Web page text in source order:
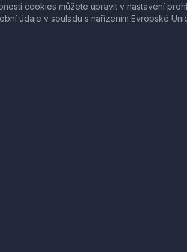
cookies můžete upravit v nastavení
údaje v souladu s nařízením Evropské